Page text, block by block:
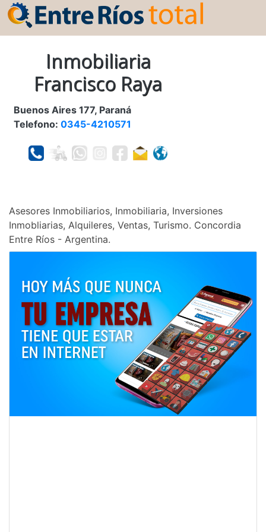
Inmobiliaria
Francisco Raya
Buenos Aires 177, Paraná
Telefono: 0345-4210571
Asesores Inmobiliarios, Inmobiliaria, Inversiones
Inmobliarias, Alquileres, Ventas, Turismo. Concordia
Entre Ríos - Argentina.